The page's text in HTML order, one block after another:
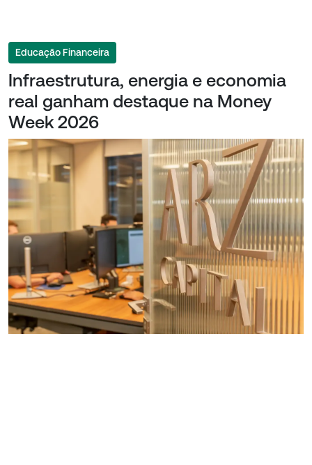
Educação Financeira
Infraestrutura, energia e economia
real ganham destaque na Money
Week 2026